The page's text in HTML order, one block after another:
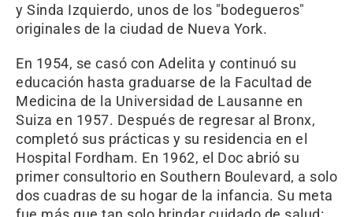
y Sinda Izquierdo, unos de los "bodegueros"
originales de la ciudad de Nueva York.
En 1954, se casó con Adelita y continuó su
educación hasta graduarse de la Facultad de
Medicina de la Universidad de Lausanne en
Suiza en 1957. Después de regresar al Bronx,
completó sus prácticas y su residencia en el
Hospital Fordham. En 1962, el Doc abrió su
primer consultorio en Southern Boulevard, a solo
dos cuadras de su hogar de la infancia. Su meta